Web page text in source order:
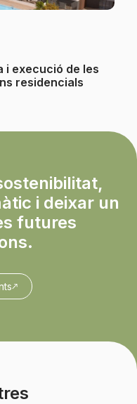
i execució de les
residencials
i deixar un
futures